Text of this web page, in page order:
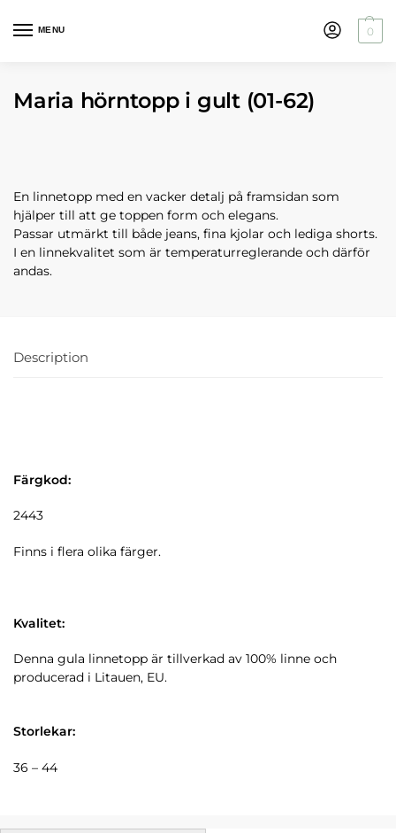
MENU 0
Maria hörntopp i gult (01-62)
En linnetopp med en vacker detalj på framsidan som
hjälper till att ge toppen form och elegans.
Passar utmärkt till både jeans, fina kjolar och lediga shorts.
I en linnekvalitet som är temperaturreglerande och därför
andas.
Description
Färgkod:
2443
Finns i flera olika färger.
Kvalitet:
Denna gula linnetopp är tillverkad av 100% linne och
producerad i Litauen, EU.
Storlekar:
36 – 44